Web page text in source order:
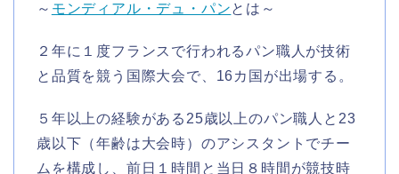
～ モンディアル・デュ・パンとは～
２年に１度フランスで行われるパン職人が技術
と品質を競う国際大会で、16カ国が出場する。
５年以上の経験がある25歳以上のパン職人と23
歳以下（年齢は大会時）のアシスタントでチー
ムを構成し、前日１時間と当日８時間が競技時